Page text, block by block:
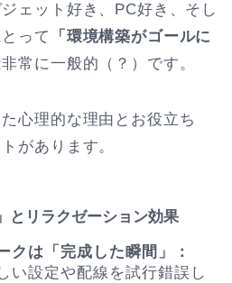
ェット好き、PC好き、そし
って
「環境構築がゴールに
常に一般的（？）です。
心理的な理由とお役立ち
があります。
とリラクゼーション効果
クは「完成した瞬間」：
い設定や配線を試行錯誤し